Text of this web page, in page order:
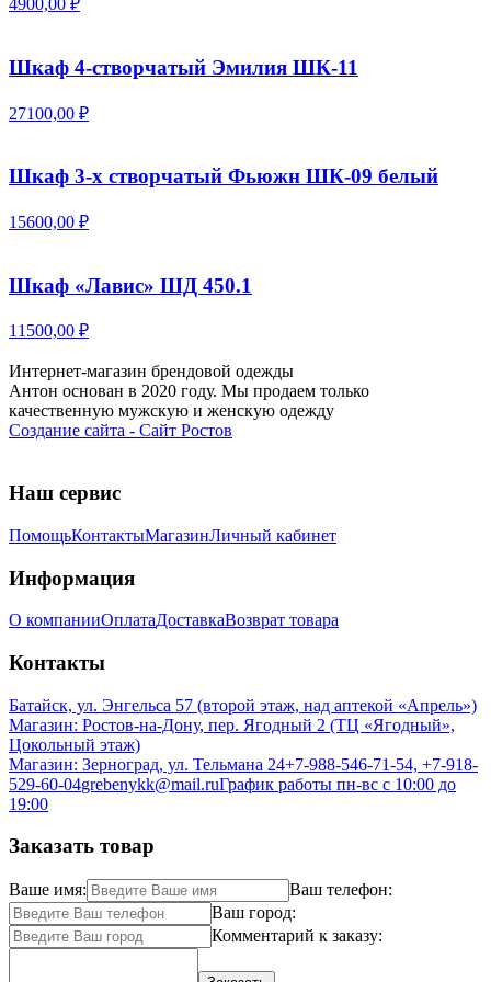
4900,00 ₽
Шкаф 4-створчатый Эмилия ШК-11
27100,00 ₽
Шкаф 3-х створчатый Фьюжн ШК-09 белый
15600,00 ₽
Шкаф «Лавис» ШД 450.1
11500,00 ₽
Интернет-магазин брендовой одежды
Антон основан в 2020 году. Мы продаем только
качественную мужскую и женскую одежду
Создание сайта - Сайт Ростов
Наш сервис
ПомощьКонтактыМагазинЛичный кабинет
Информация
О компанииОплатаДоставкаВозврат товара
Контакты
Батайск, ул. Энгельса 57 (второй этаж, над аптекой «Апрель»)
Магазин: Ростов-на-Дону, пер. Ягодный 2 (ТЦ «Ягодный»,
Цокольный этаж)
Магазин: Зерноград, ул. Тельмана 24+7-988-546-71-54, +7-918-
529-60-04grebenykk@mail.ruГрафик работы пн-вс с 10:00 до
19:00
Заказать товар
Ваше имя:
Ваш телефон:
Ваш город:
Комментарий к заказу: